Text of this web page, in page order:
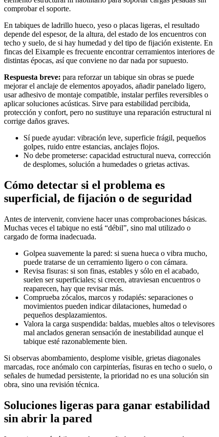
comprobar el soporte.
En tabiques de ladrillo hueco, yeso o placas ligeras, el resultado
depende del espesor, de la altura, del estado de los encuentros con
techo y suelo, de si hay humedad y del tipo de fijación existente. En
fincas del Eixample es frecuente encontrar cerramientos interiores de
distintas épocas, así que conviene no dar nada por supuesto.
Respuesta breve: para reforzar un tabique sin obras se puede
mejorar el anclaje de elementos apoyados, añadir panelado ligero,
usar adhesivo de montaje compatible, instalar perfiles reversibles o
aplicar soluciones acústicas. Sirve para estabilidad percibida,
protección y confort, pero no sustituye una reparación estructural ni
corrige daños graves.
Sí puede ayudar: vibración leve, superficie frágil, pequeños
golpes, ruido entre estancias, anclajes flojos.
No debe prometerse: capacidad estructural nueva, corrección
de desplomes, solución a humedades o grietas activas.
Cómo detectar si el problema es
superficial, de fijación o de seguridad
Antes de intervenir, conviene hacer unas comprobaciones básicas.
Muchas veces el tabique no está “débil”, sino mal utilizado o
cargado de forma inadecuada.
Golpea suavemente la pared: si suena hueca o vibra mucho,
puede tratarse de un cerramiento ligero o con cámara.
Revisa fisuras: si son finas, estables y sólo en el acabado,
suelen ser superficiales; si crecen, atraviesan encuentros o
reaparecen, hay que revisar más.
Comprueba zócalos, marcos y rodapiés: separaciones o
movimientos pueden indicar dilataciones, humedad o
pequeños desplazamientos.
Valora la carga suspendida: baldas, muebles altos o televisores
mal anclados generan sensación de inestabilidad aunque el
tabique esté razonablemente bien.
Si observas abombamiento, desplome visible, grietas diagonales
marcadas, roce anómalo con carpinterías, fisuras en techo o suelo, o
señales de humedad persistente, la prioridad no es una solución sin
obra, sino una revisión técnica.
Soluciones ligeras para ganar estabilidad
sin abrir la pared